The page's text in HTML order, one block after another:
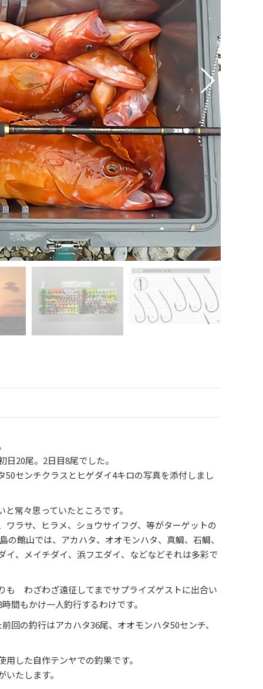
20尾。2日目8尾でした。
50センチクラスとヒゲダイ4キロの写真を添付しまし
常々思っていたところです。
ワラサ、ヒラメ、ショウサイフグ、等がターゲットの
の館山では、アカハタ、オオモンハタ、真鯛、石鯛、
イ、メイチダイ、浜フエダイ、などなどそれは多彩で
も わざわざ遠征してまでサプライズゲストに出合い
間もかけ一人釣行するわけです。
回の釣行はアカハタ36尾、オオモンハタ50センチ、
した自作テンヤでの釣果です。
たします。